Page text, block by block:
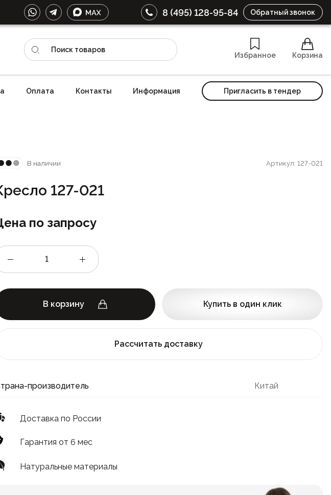
8 (495) 128-95-84 Обратный звонок
Избранное Корзина
Оплата Контакты Информация Пригласить в тендер
В наличии Артикул: 127-021
127-021
по запросу
В корзину Купить в один клик
Рассчитать доставку
производитель Китай
Доставка по России
Гарантия от 6 мес
Натуральные материалы